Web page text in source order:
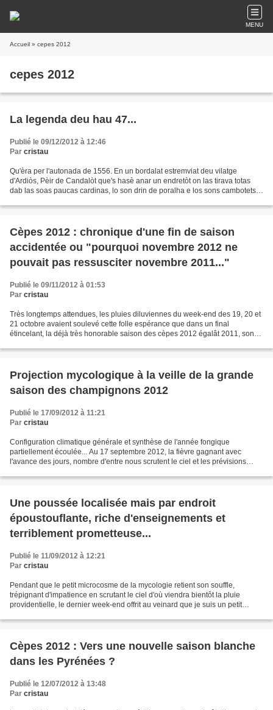
MENU
Accueil » cepes 2012
cepes 2012
La legenda deu hau 47...
Publié le 09/12/2012 à 12:46
Par cristau
Qu'èra per l'autonada de 1556. En un bordalat estremviat deu vilatge
d'Ardiòs, Pèir de Candalòt que's hasè anar un endretòt on las tirava totas
dab las soas paucas cardinas, lo son drin de poralha e los sons cambotets
Cèpes 2012 : chronique d'une fin de saison
accidentée ou "pourquoi novembre 2012 ne
pouvait pas ressusciter novembre 2011..."
Publié le 09/11/2012 à 01:53
Par cristau
Très longtemps attendues, les pluies diluviennes du week-end des 19, 20 et
21 octobre avaient soulevé cette folle espérance que dans un final
étincelant, la déjà très honorable saison des cèpes 2012 égalât 2011, son
Projection mycologique à la veille de la grande
saison des champignons 2012
Publié le 17/09/2012 à 11:21
Par cristau
Configuration climatique générale et synthèse de l'année fongique
partiellement écoulée... Au 17 septembre 2012, la fièvre gagnant avec
l'avance des jours, nombre d'entre nous scrutent le ciel et les prévisions
Une poussée localisée mais par endroit
époustouflante, riche d'enseignements et
terriblement prometteuse...
Publié le 11/09/2012 à 12:21
Par cristau
Pendant que le petit microcosme de la mycologie retient son souffle,
trépignant d'impatience en scrutant le ciel d'où viendra bientôt la pluie
providentielle, le dernier week-end offrit au veinard que je suis un petit
Cèpes 2012 : Vers une nouvelle saison blanche
dans les Pyrénées ?
Publié le 12/07/2012 à 13:48
Par cristau